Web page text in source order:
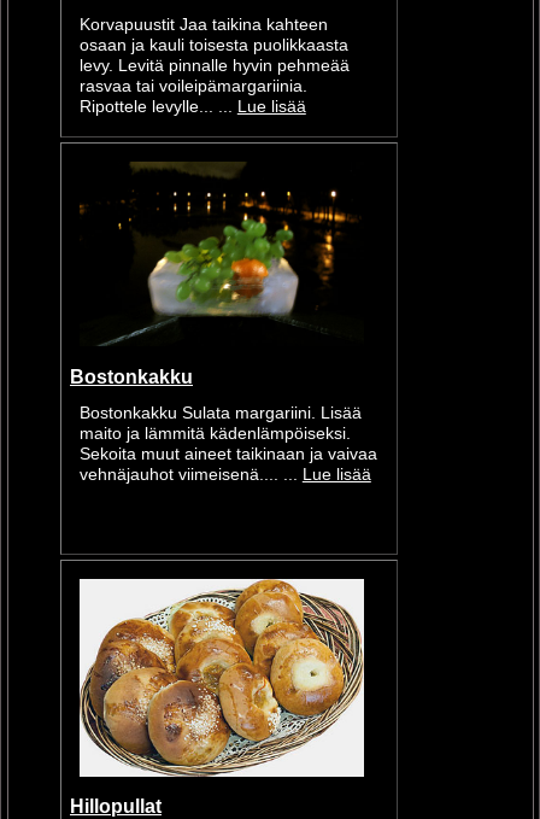
Korvapuustit Jaa taikina kahteen
osaan ja kauli toisesta puolikkaasta
levy. Levitä pinnalle hyvin pehmeää
rasvaa tai voileipämargariinia.
Ripottele levylle... ... Lue lisää
Bostonkakku
Bostonkakku Sulata margariini. Lisää
maito ja lämmitä kädenlämpöiseksi.
Sekoita muut aineet taikinaan ja vaivaa
vehnäjauhot viimeisenä.... ... Lue lisää
Hillopullat